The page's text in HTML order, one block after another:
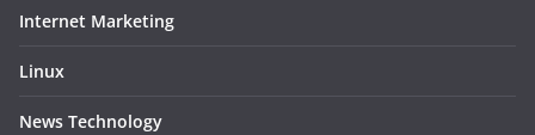
Internet Marketing
Linux
News Technology